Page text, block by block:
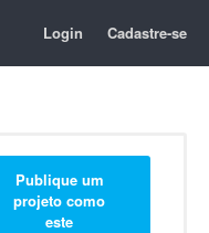
Login Cadastre-se
Publique um
projeto como
este